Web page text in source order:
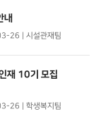
내
26 | 시설관재팀
재 10기 모집
26 | 학생복지팀